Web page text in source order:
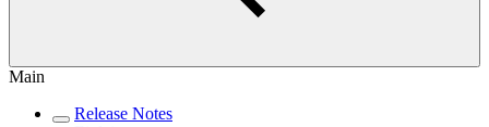
Main
Release Notes